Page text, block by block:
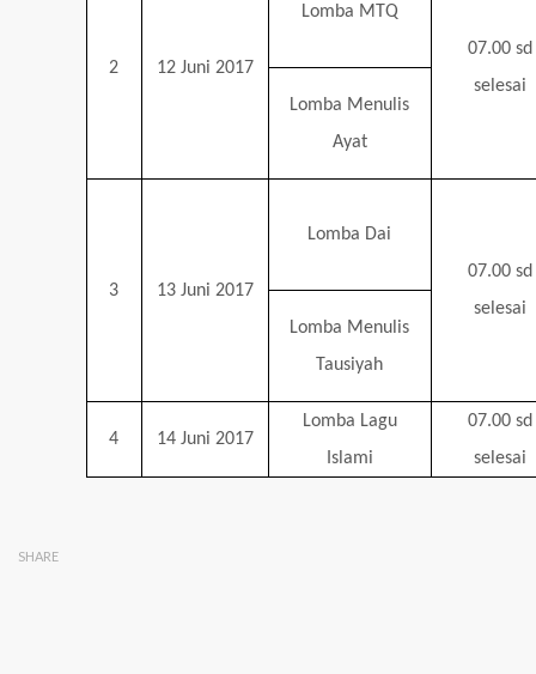
2 12 Juni 2017
Lomba MTQ
07.00 sd
selesai
Lomba Menulis
Ayat
3 13 Juni 2017
Lomba Dai
07.00 sd
selesai
Lomba Menulis
Tausiyah
4 14 Juni 2017
Lomba Lagu
Islami
07.00 sd
selesai
SHARE